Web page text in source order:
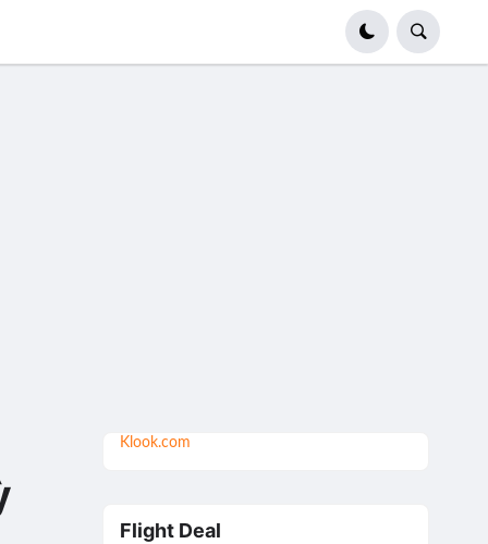
Klook.com
Flight Deal